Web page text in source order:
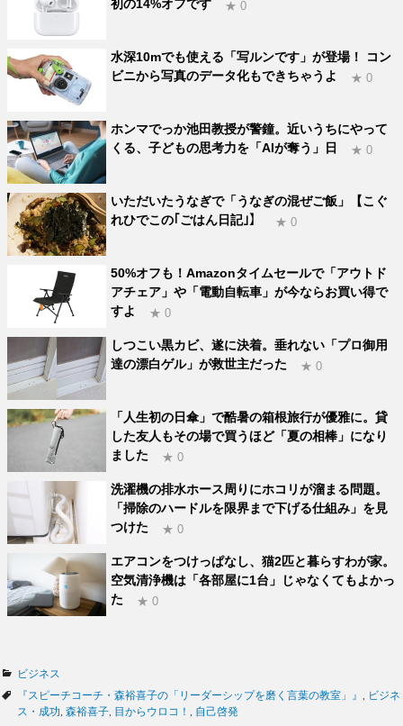
初の14%オフです ★ 0
水深10mでも使える「写ルンです」が登場！ コン
ビニから写真のデータ化もできちゃうよ
★ 0
ホンマでっか池田教授が警鐘。近いうちにやって
くる、子どもの思考力を「AIが奪う」日
★ 0
いただいたうなぎで「うなぎの混ぜご飯」【こぐ
れひでこの｢ごはん日記｣】
★ 0
50%オフも！Amazonタイムセールで「アウトド
アチェア」や「電動自転車」が今ならお買い得で
すよ
★ 0
しつこい黒カビ、遂に決着。垂れない「プロ御用
達の漂白ゲル」が救世主だった
★ 0
「人生初の日傘」で酷暑の箱根旅行が優雅に。貸
した友人もその場で買うほど「夏の相棒」になり
ました
★ 0
洗濯機の排水ホース周りにホコリが溜まる問題。
「掃除のハードルを限界まで下げる仕組み」を見
つけた
★ 0
エアコンをつけっぱなし、猫2匹と暮らすわが家。
空気清浄機は「各部屋に1台」じゃなくてもよかっ
た
★ 0
カ
テ
ゴ
ビジネス
タ
グ
『スピーチコーチ・森裕喜子の「リーダーシップを磨く言葉の教室」』
ビジネ
ス・成功 森裕喜子 目からウロコ！ 自己啓発